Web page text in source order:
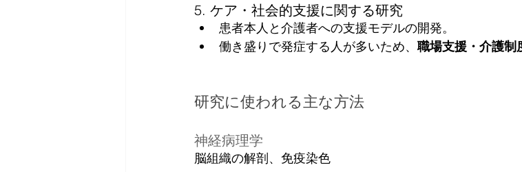
5. ケア・社会的支援に関する研究
患者本人と介護者への支援モデルの開発。
働き盛りで発症する人が多いため、 職場支援・介護制
研究に使われる主な方法
神経病理学
脳組織の解剖、免疫染色